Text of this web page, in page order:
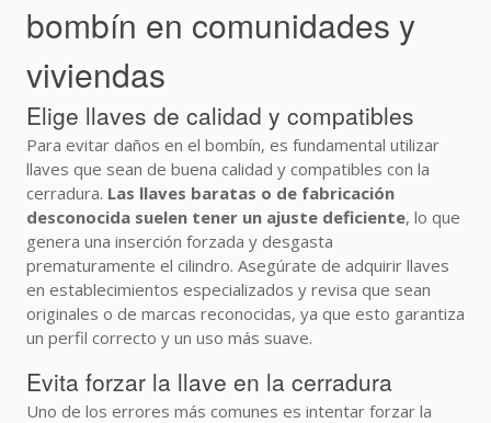
bombín en comunidades y
viviendas
Elige llaves de calidad y compatibles
Para evitar daños en el bombín, es fundamental utilizar
llaves que sean de buena calidad y compatibles con la
cerradura. Las llaves baratas o de fabricación
desconocida suelen tener un ajuste deficiente, lo que
genera una inserción forzada y desgasta
prematuramente el cilindro. Asegúrate de adquirir llaves
en establecimientos especializados y revisa que sean
originales o de marcas reconocidas, ya que esto garantiza
un perfil correcto y un uso más suave.
Evita forzar la llave en la cerradura
Uno de los errores más comunes es intentar forzar la